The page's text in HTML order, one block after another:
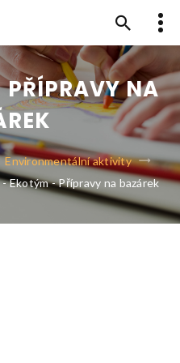
NA
Environmentální aktivity
Ekotým - Přípravy na bazárek